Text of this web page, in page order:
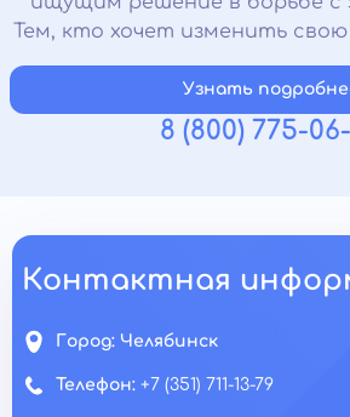
Тем, кто хочет изменить свою
Узнать
8 (800) 775-
Контактная
Город: Челябинск
Телефон: +7 (351) 711-13-79